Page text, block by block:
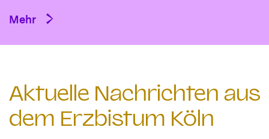
Mehr
Aktuelle Nachrichten aus
dem Erzbistum Köln